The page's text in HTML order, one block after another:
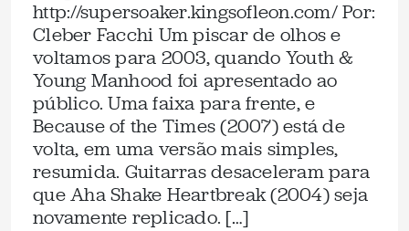
http://supersoaker.kingsofleon.com/ Por:
Cleber Facchi Um piscar de olhos e
voltamos para 2003, quando Youth &
Young Manhood foi apresentado ao
público. Uma faixa para frente, e
Because of the Times (2007) está de
volta, em uma versão mais simples,
resumida. Guitarras desaceleram para
que Aha Shake Heartbreak (2004) seja
novamente replicado. […]